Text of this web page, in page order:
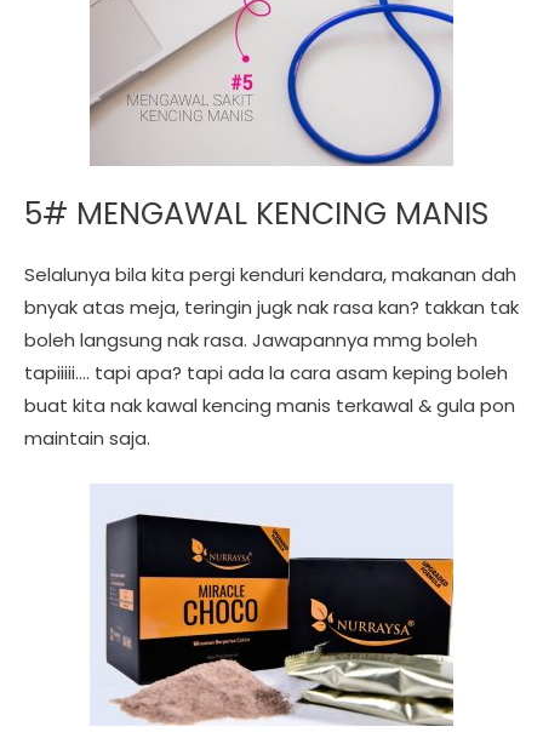
5# MENGAWAL KENCING MANIS
Selalunya bila kita pergi kenduri kendara, makanan dah
bnyak atas meja, teringin jugk nak rasa kan? takkan tak
boleh langsung nak rasa. Jawapannya mmg boleh
tapiiiii…. tapi apa? tapi ada la cara asam keping boleh
buat kita nak kawal kencing manis terkawal & gula pon
maintain saja.